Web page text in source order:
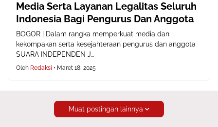
Media Serta Layanan Legalitas Seluruh
Indonesia Bagi Pengurus Dan Anggota
BOGOR | Dalam rangka memperkuat media dan
kekompakan serta kesejahteraan pengurus dan anggota
SUARA INDEPENDEN J…
Oleh Redaksi • Maret 18, 2025
Muat postingan lainnya